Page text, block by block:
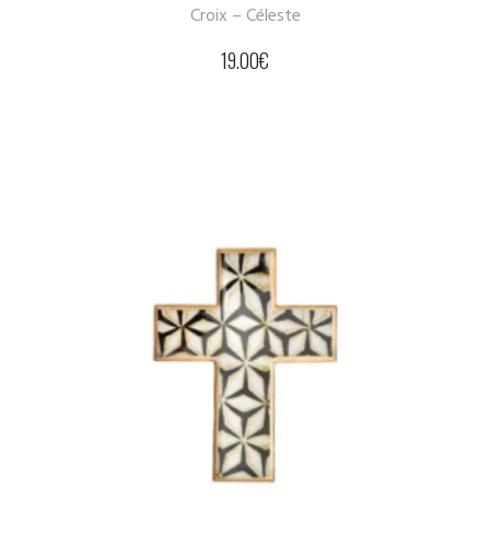
Croix – Céleste
19.00€